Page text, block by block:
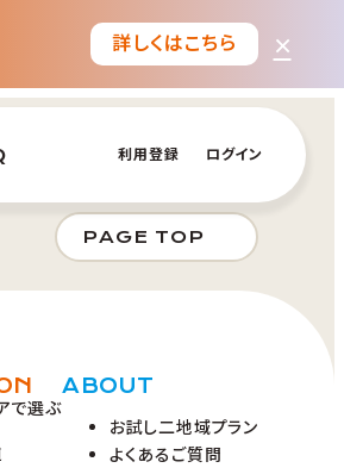
詳しくはこちら ×
利用登録 ログイン
PAGE TOP
で選ぶ
ABOUT
お試し二地域プラン
よくあるご質問